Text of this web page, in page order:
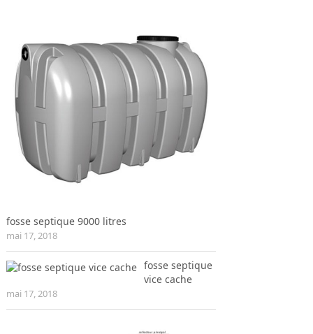
fosse septique 9000 litres
mai 17, 2018
fosse septique
vice cache
mai 17, 2018